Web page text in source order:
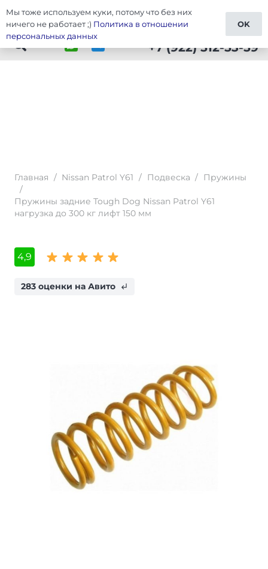
Тюнинг Patrol Y61
+7 (922) 512-53-59
Главная / Nissan Patrol Y61 / Подвеска / Пружины
/
Пружины задние Tough Dog Nissan Patrol Y61
нагрузка до 300 кг лифт 150 мм
4,9
283 оценки на Авито subdirectory_arrow_left
Мы тоже используем куки, потому что без них
ничего не работает ;) Политика в отношении
персональных данных
OK